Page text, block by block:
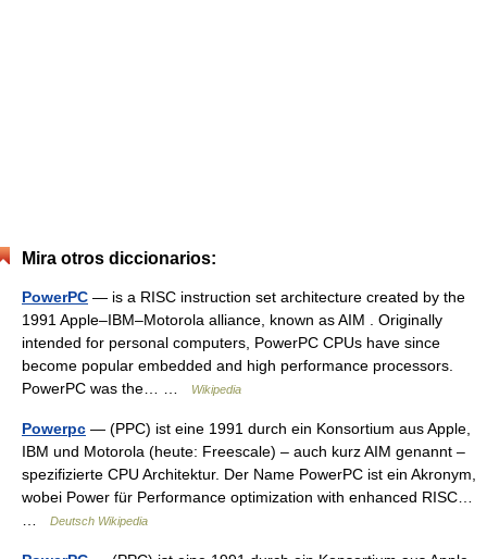
Mira otros diccionarios:
PowerPC — is a RISC instruction set architecture created by the
1991 Apple–IBM–Motorola alliance, known as AIM . Originally
intended for personal computers, PowerPC CPUs have since
become popular embedded and high performance processors.
PowerPC was the… …
Wikipedia
Powerpc — (PPC) ist eine 1991 durch ein Konsortium aus Apple,
IBM und Motorola (heute: Freescale) – auch kurz AIM genannt –
spezifizierte CPU Architektur. Der Name PowerPC ist ein Akronym,
wobei Power für Performance optimization with enhanced RISC…
Deutsch Wikipedia